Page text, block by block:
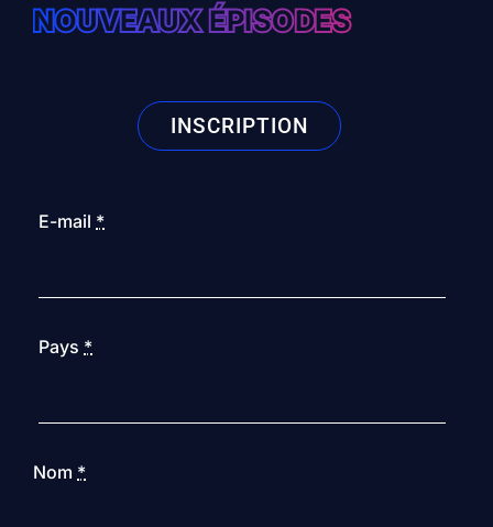
NOUVEAUX ÉPISODES
INSCRIPTION
E-mail *
Pays *
Nom *